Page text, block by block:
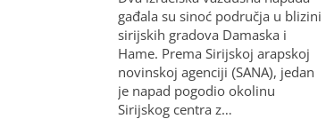
gađala su sinoć područja u blizini
sirijskih gradova Damaska i
Hame. Prema Sirijskoj arapskoj
novinskoj agenciji (SANA), jedan
je napad pogodio okolinu
Sirijskog centra z…